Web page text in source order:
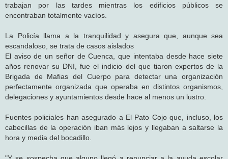
trabajan por las tardes mientras los edificios públicos se
encontraban totalmente vacíos.
La Policía llama a la tranquilidad y asegura que, aunque sea
escandaloso, se trata de casos aislados
El aviso de un señor de Cuenca, que intentaba desde hace siete
años renovar su DNI, fue el indicio del que tiaron expertos de la
Brigada de Mafias del Cuerpo para detectar una organización
perfectamente organizada que operaba en distintos organismos,
delegaciones y ayuntamientos desde hace al menos un lustro.
Fuentes policiales han asegurado a El Pato Cojo que, incluso, los
cabecillas de la operación iban más lejos y llegaban a saltarse la
hora y media del bocadillo.